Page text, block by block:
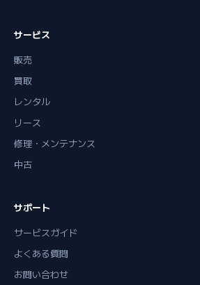
サービス
販売
買取
レンタル
リース
修理・メンテナンス
中古
サポート
サービスガイド
よくある質問
お問い合わせ